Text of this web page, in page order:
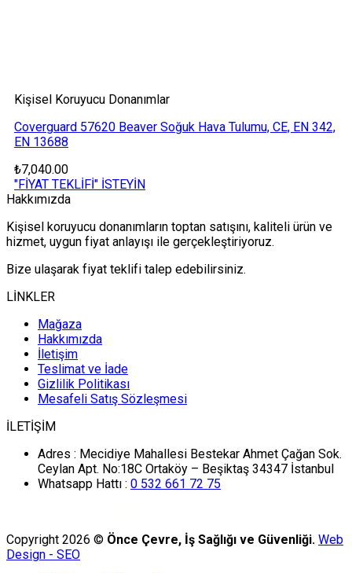
Kişisel Koruyucu Donanımlar
Coverguard 57620 Beaver Soğuk Hava Tulumu, CE, EN 342,
EN 13688
₺7,040.00
"FİYAT TEKLİFİ" İSTEYİN
Hakkımızda
Kişisel koruyucu donanımların toptan satışını, kaliteli ürün ve
hizmet, uygun fiyat anlayışı ile gerçekleştiriyoruz.
Bize ulaşarak fiyat teklifi talep edebilirsiniz.
LİNKLER
Mağaza
Hakkımızda
İletişim
Teslimat ve İade
Gizlilik Politikası
Mesafeli Satış Sözleşmesi
İLETİŞİM
Adres : Mecidiye Mahallesi Bestekar Ahmet Çağan Sok.
Ceylan Apt. No:18C Ortaköy – Beşiktaş 34347 İstanbul
Whatsapp Hattı : 0 532 661 72 75
Copyright 2026 © Önce Çevre, İş Sağlığı ve Güvenliği. Web
Design - SEO